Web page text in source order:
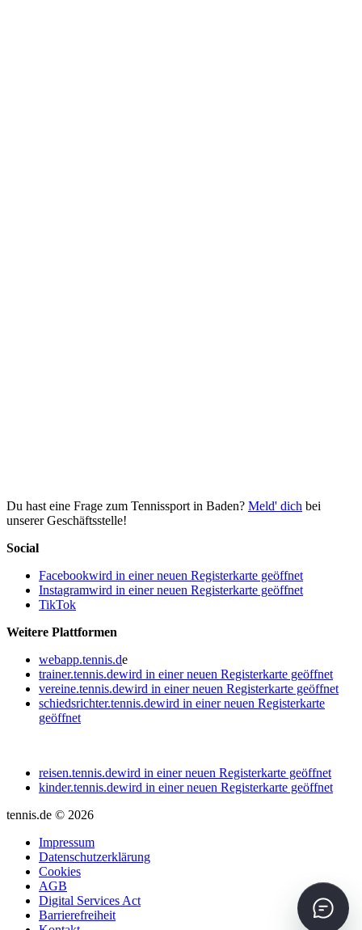
Du hast eine Frage zum Tennissport in Baden? Meld' dich bei
unserer Geschäftsstelle!
Social
Facebookwird in einer neuen Registerkarte geöffnet
Instagramwird in einer neuen Registerkarte geöffnet
TikTok
Weitere Plattformen
webapp.tennis.de
trainer.tennis.dewird in einer neuen Registerkarte geöffnet
vereine.tennis.dewird in einer neuen Registerkarte geöffnet
schiedsrichter.tennis.dewird in einer neuen Registerkarte
geöffnet
reisen.tennis.dewird in einer neuen Registerkarte geöffnet
kinder.tennis.dewird in einer neuen Registerkarte geöffnet
tennis.de © 2026
Impressum
Datenschutzerklärung
Cookies
AGB
Digital Services Act
Barrierefreiheit